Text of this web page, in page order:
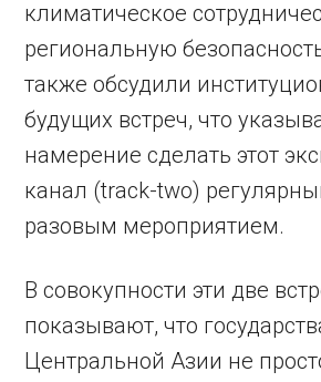
климатическое
региональную
также обсудили
будущих встреч, что
намерение сделать этот
канал (track-two)
разовым мероприятием.
В совокупности эти две
показывают, что
Центральной Азии не